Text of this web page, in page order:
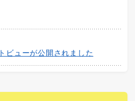
ビューが公開されました